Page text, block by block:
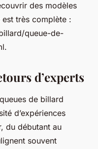
des modèles
très complète :
queue-de-
d’experts
de billard
d’expériences
du débutant au
souvent